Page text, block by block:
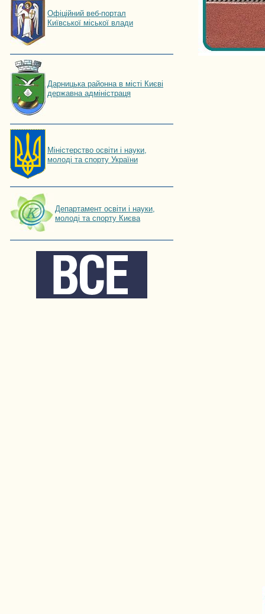
Офіційний веб-портал
Київської міської влади
Дарницька районна в місті Києві
державна адміністраця
Мiнiстерство освiти і науки,
молоді та спорту України
Департамент освіти і науки,
молоді та спорту Києва